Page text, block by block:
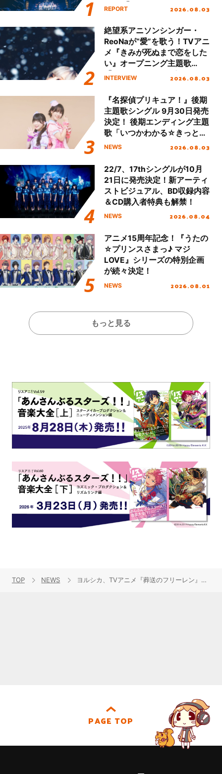
Final「NICE to meet YOU
ート!!
REPORT 2026.08.03
絶望系アニソンシンガー・
ReoNaが“愛”を歌う！TVアニ
メ『きみが死ぬまで恋をした
い』オープニング主題歌
「Amore」インタビュー
INTERVIEW 2026.08.03
『名探偵プリキュア！』後期
主題歌シングル 9月30日発売
決定！ 後期エンディング主題
歌「いつかわかる☆きっとあ
える」TVサイズ先行配信開
NEWS 2026.08.03
22/7、17thシングルが10月
21日に発売決定！新アーティ
ストビジュアル、BD収録内容
＆CD購入者特典も解禁！
NEWS 2026.08.04
アニメ15周年記念！『うたの
☆プリンスさまっ♪ マジ
LOVE』シリーズの特別企画
が続々決定！
NEWS 2026.08.01
もっと見る
TOP NEWS ヨルシカ、TVアニメ『葬送のフリーレン』新OPテーマ「晴る」担当！1月5日配信リリース決定！
PAGE TOP